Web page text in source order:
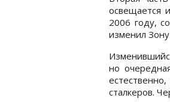
освещается
2006 году,
изменил
но
сталкеров.